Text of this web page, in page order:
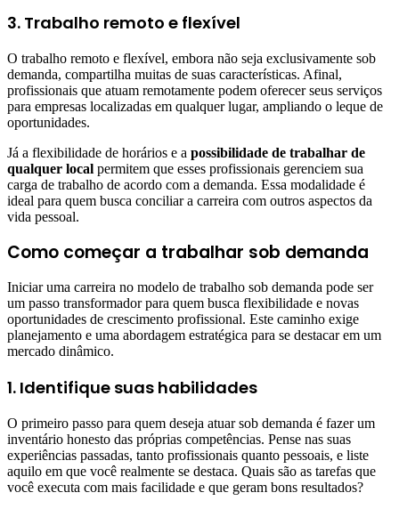
3. Trabalho remoto e flexível
O trabalho remoto e flexível, embora não seja exclusivamente sob
demanda, compartilha muitas de suas características. Afinal,
profissionais que atuam remotamente podem oferecer seus serviços
para empresas localizadas em qualquer lugar, ampliando o leque de
oportunidades.
Já a flexibilidade de horários e a possibilidade de trabalhar de
qualquer local permitem que esses profissionais gerenciem sua
carga de trabalho de acordo com a demanda. Essa modalidade é
ideal para quem busca conciliar a carreira com outros aspectos da
vida pessoal.
Como começar a trabalhar sob demanda
Iniciar uma carreira no modelo de trabalho sob demanda pode ser
um passo transformador para quem busca flexibilidade e novas
oportunidades de crescimento profissional. Este caminho exige
planejamento e uma abordagem estratégica para se destacar em um
mercado dinâmico.
1. Identifique suas habilidades
O primeiro passo para quem deseja atuar sob demanda é fazer um
inventário honesto das próprias competências. Pense nas suas
experiências passadas, tanto profissionais quanto pessoais, e liste
aquilo em que você realmente se destaca. Quais são as tarefas que
você executa com mais facilidade e que geram bons resultados?